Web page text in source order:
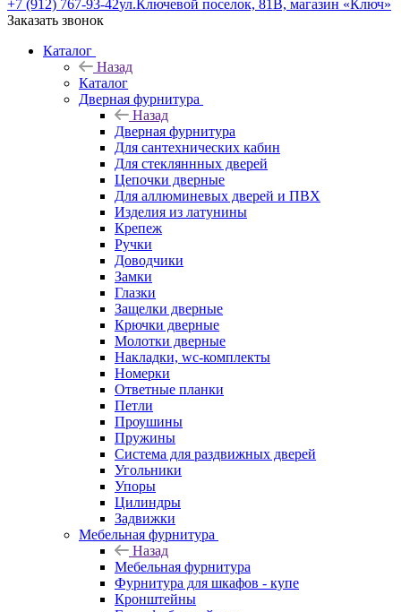
+7 (912) 767-93-42ул.Ключевой поселок, 81В, магазин «Ключ»
Заказать звонок
Каталог
Назад
Каталог
Дверная фурнитура
Назад
Дверная фурнитура
Для сантехнических кабин
Для стекляннных дверей
Цепочки дверные
Для аллюминевых дверей и ПВХ
Изделия из латунины
Крепеж
Ручки
Доводчики
Замки
Глазки
Защелки дверные
Крючки дверные
Молотки дверные
Накладки, wc-комплекты
Номерки
Ответные планки
Петли
Проушины
Пружины
Система для раздвижных дверей
Угольники
Упоры
Цилиндры
Задвижки
Мебельная фурнитура
Назад
Мебельная фурнитура
Фурнитура для шкафов - купе
Кронштейны